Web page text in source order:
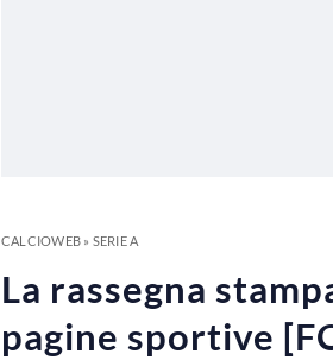
CALCIOWEB» SERIE A
La rassegna
pagine sportive